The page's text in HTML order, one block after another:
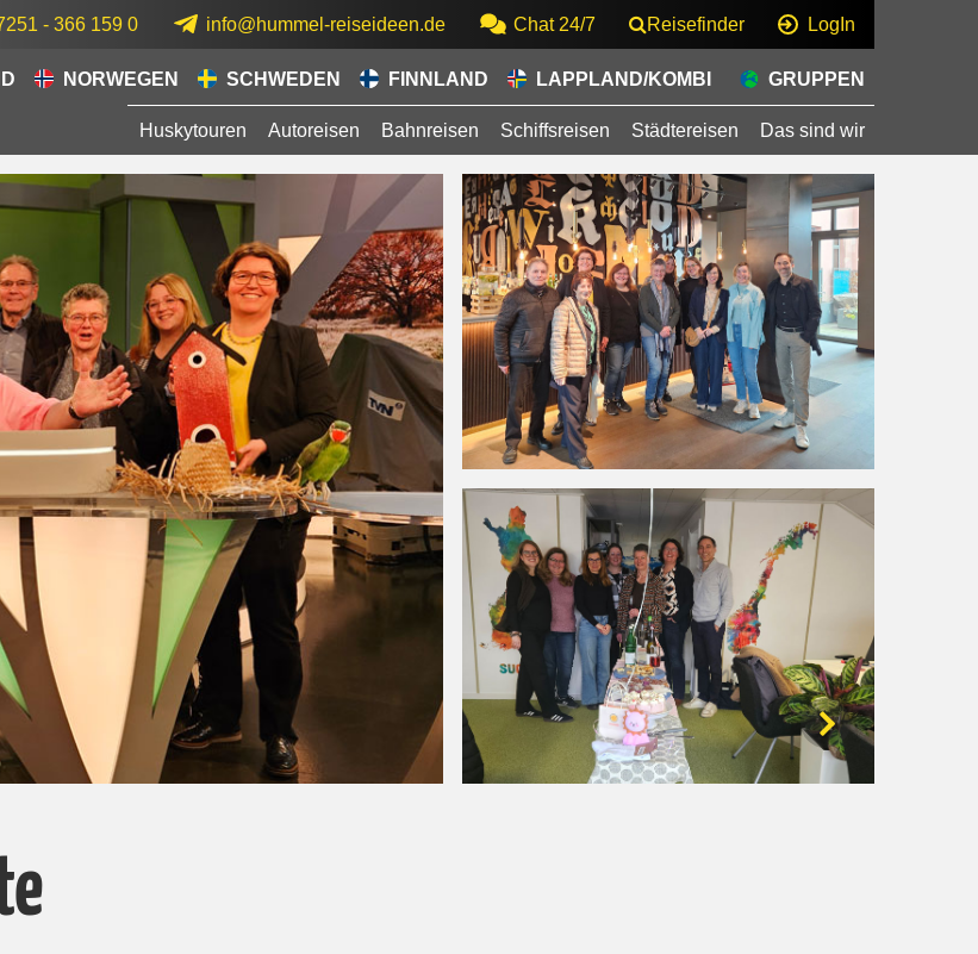
- 366 159 0 info@hummel-reiseideen.de Chat 24/7 Reisefinder LogIn
NORWEGEN SCHWEDEN FINNLAND LAPPLAND/KOMBI GRUPPEN
Huskytouren Autoreisen Bahnreisen Schiffsreisen Städtereisen Das sind wir